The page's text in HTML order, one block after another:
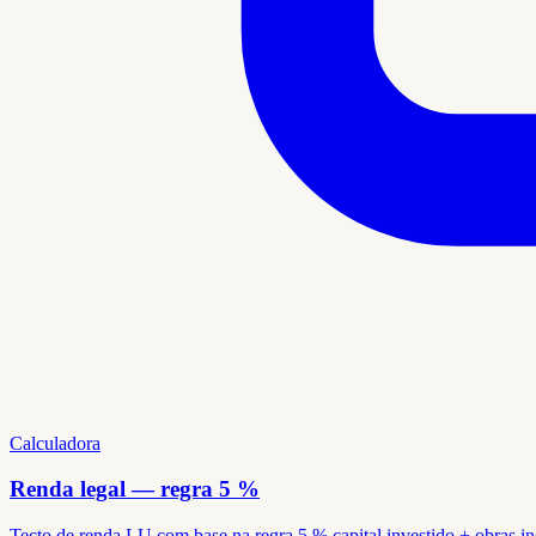
Calculadora
Renda legal — regra 5 %